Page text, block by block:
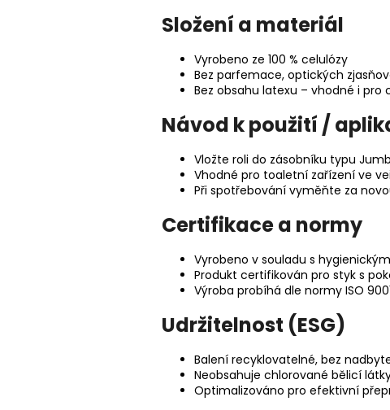
Složení a materiál
Vyrobeno ze 100 % celulózy
Bez parfemace, optických
Bez obsahu latexu – vhodné i pro
Návod k použití /
Vložte roli do zásobníku typu
Vhodné pro toaletní zařízení ve
Při spotřebování vyměňte za
Certifikace a normy
Vyrobeno v souladu s
Produkt certifikován pro styk s
Výroba probíhá dle normy ISO
Udržitelnost (ESG)
Balení recyklovatelné, bez
Neobsahuje chlorované bělicí
Optimalizováno pro efektivní